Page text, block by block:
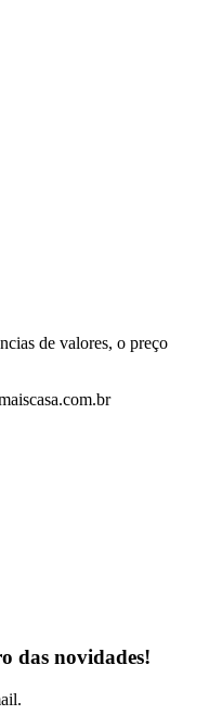
de valores, o preço
das novidades!